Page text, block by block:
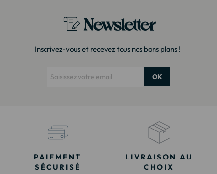
Newsletter
Inscrivez-vous et recevez tous nos bons plans !
OK
PAIEMENT
SÉCURISÉ
LIVRAISON AU
CHOIX